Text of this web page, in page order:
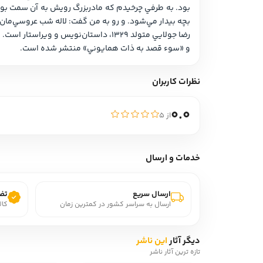
بچه بيدار مي‌شود. و رو به من گفت: لاله‌ شب عروسي‌مان است. زمان شاه صاحبقران. حالا بخواب باباجان. گفتم: چرا سر و صورتت زخمي شده؟ آقاجان. سرفه‌اي کرد و گفت: پذيرايي قزاق‌هاست!»
و «سوء قصد به ذات همايوني» منتشر شده است.
نظرات کاربران
0.0از ۵
خدمات و ارسال
ارسال سریع
ارسال به سراسر کشور در کمترین زمان
دیگر آثاراین ناشر
تازه ترین آثار ناشر